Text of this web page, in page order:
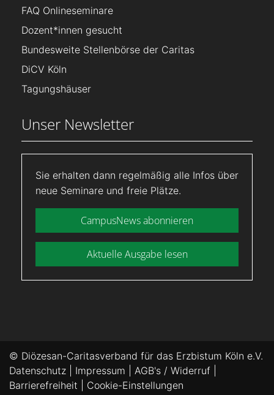
FAQ Onlineseminare
Dozent*innen gesucht
Bundesweite Stellenbörse der Caritas
DiCV Köln
Tagungshäuser
Unser Newsletter
Sie erhalten dann regelmäßig alle Infos über
neue Seminare und freie Plätze.
CampusNews abonnieren
Aktuelle Ausgabe lesen
© Diözesan-Caritasverband für das Erzbistum Köln e.V.
Datenschutz
Impressum AGB's / Widerruf
Barrierefreiheit
Cookie-Einstellungen